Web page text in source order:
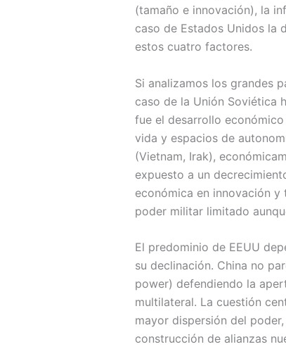
(tamaño e innovación), la
caso de Estados Unidos la
estos cuatro factores.
Si analizamos los grandes
caso de la Unión Soviética
fue el desarrollo
vida y espacios de
(Vietnam, Irak),
expuesto a un
económica en innovación
poder militar limitado
El predominio de EEUU
su declinación. China no
power) defendiendo la
multilateral. La cuestión
mayor dispersión del
construcción de alianzas